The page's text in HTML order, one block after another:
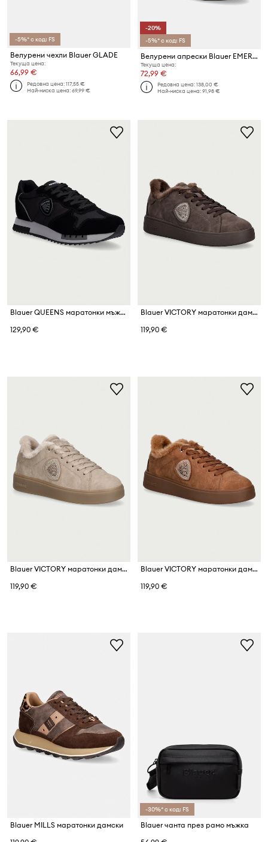
-5%* с код: FS
Велурени чехли Blauer GLADE
Текуща цена:
66,99 €
Редовна цена:117,55 €
Най-ниска цена:69,99 €
-20%
-5%* с код: FS
Велурени апрески Blauer EMERY
Текуща цена:
72,99 €
Редовна цена:138,00 €
Най-ниска цена:91,98 €
Blauer QUEENS маратонки мъжки
129,90 €
Blauer VICTORY маратонки дамски
119,90 €
Blauer VICTORY маратонки дамски
119,90 €
Blauer VICTORY маратонки дамски
119,90 €
Blauer MILLS маратонки дамски
-30%* с код: FS
Blauer чанта през рамо мъжка